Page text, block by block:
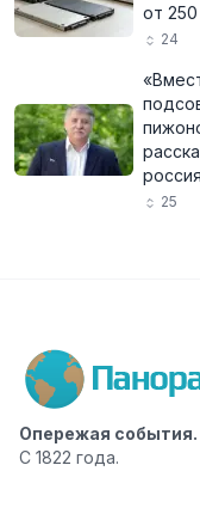
от
24
25
Опережая события.
С 1822 года.